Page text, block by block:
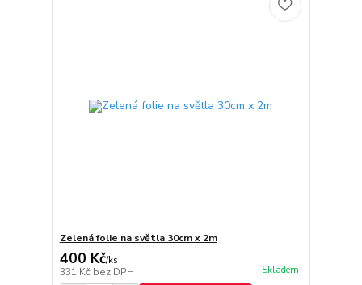
Zelená folie na světla 30cm x 2m
400 Kč/ks
331 Kč bez DPH Skladem